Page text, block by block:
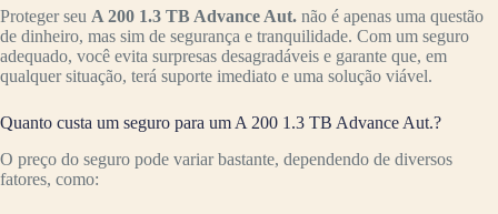
Proteger seu A 200 1.3 TB Advance Aut. não é apenas uma questão
de dinheiro, mas sim de segurança e tranquilidade. Com um seguro
adequado, você evita surpresas desagradáveis e garante que, em
qualquer situação, terá suporte imediato e uma solução viável.
Quanto custa um seguro para um A 200 1.3 TB Advance Aut.?
O preço do seguro pode variar bastante, dependendo de diversos
fatores, como: